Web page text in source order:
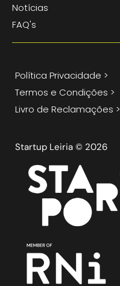
Notícias
FAQ's
Política Privacidade >
Termos e Condições >
Livro de Reclamações >
Startup Leiria © 2026